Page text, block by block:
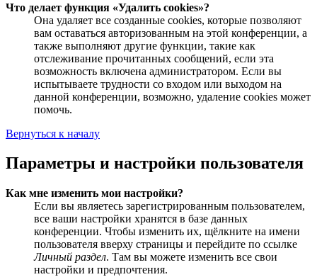
Что делает функция «Удалить cookies»?
Она удаляет все созданные cookies, которые позволяют
вам оставаться авторизованным на этой конференции, а
также выполняют другие функции, такие как
отслеживание прочитанных сообщений, если эта
возможность включена администратором. Если вы
испытываете трудности со входом или выходом на
данной конференции, возможно, удаление cookies может
помочь.
Вернуться к началу
Параметры и настройки пользователя
Как мне изменить мои настройки?
Если вы являетесь зарегистрированным пользователем,
все ваши настройки хранятся в базе данных
конференции. Чтобы изменить их, щёлкните на имени
пользователя вверху страницы и перейдите по ссылке
Личный раздел. Там вы можете изменить все свои
настройки и предпочтения.